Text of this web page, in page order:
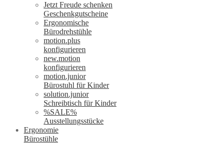
Jetzt Freude schenken
Geschenkgutscheine
Ergonomische
Bürodrehstühle
motion.plus
konfigurieren
new.motion
konfigurieren
motion.junior
Bürostuhl für Kinder
solution.junior
Schreibtisch für Kinder
%SALE%
Ausstellungsstücke
Ergonomie
Bürostühle